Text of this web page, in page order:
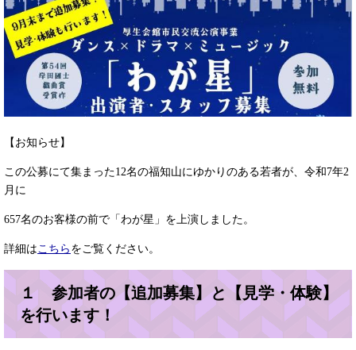
【お知らせ】
この公募にて集まった12名の福知山にゆかりのある若者が、令和7年2
月に
657名のお客様の前で「わが星」を上演しました。
詳細はこちら をご覧ください。
１ 参加者の【追加募集】と【見学・体験】
を行います！